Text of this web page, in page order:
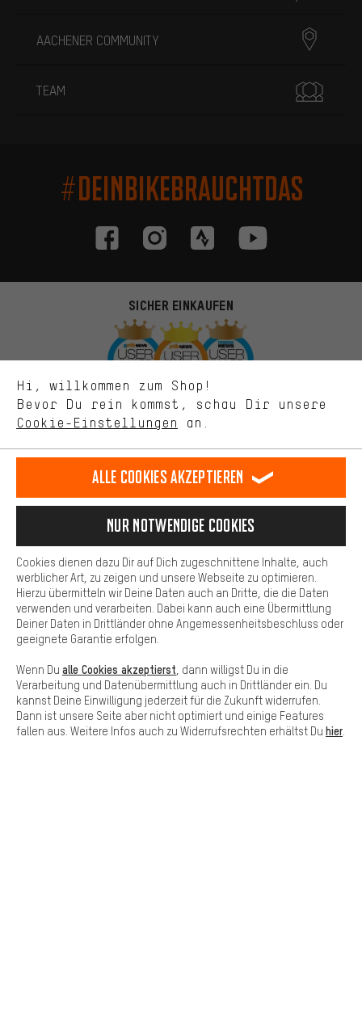
AACHENER COMMUNITY
TEAM
#DEINBIKEBRAUCHTDAS
SICHER EINKAUFEN
SICHER BEZAHLEN
SCHNELL ERHALTEN
Hi, willkommen zum Shop!
Bevor Du rein kommst, schau Dir unsere
Cookie-Einstellungen an.
Passendere Angebote
Angebote von uns. Diese Cookies helfen uns, Deine Interessen
Bessere Leistung
Uns interessiert, was Du in unserem Shop suchst und brauchst.
selbst Einfluss auf die Verbesserung unserer Webseite und
unseres Shop-Angebots.
Dein Shopping-Erlebnis wird komfortabler. Mit Komfort-Cookies
stellen wir Verknüpfungen zu Social Media Plattformen her. So
können wir dir weitere nützliche Inhalte und Informationen zur
Verfügung stellen. Zudem hast du die Möglichkeit zusätzliche
Services zu nutzen, die es dir erleichtern die richtigen Produkte zu
finden. Beispielsweise bieten wir eine Chat-Funktion an, damit
Fragen schnell und unkompliziert beantwortet werden können.
Basis
Basis-Cookies gewährleisten, dass Du unsere Webseite
grundsätzlich nutzen kannst.
Alle Cookies akzeptieren
Nur Notwendige Cookies
Cookies dienen dazu Dir auf Dich zugeschnittene Inhalte, auch
werblicher Art, zu zeigen und unsere Webseite zu optimieren.
Hierzu übermitteln wir Deine Daten auch an Dritte, die die Daten
verwenden und verarbeiten. Dabei kann auch eine Übermittlung
Deiner Daten in Drittländer ohne Angemessenheitsbeschluss oder
geeignete Garantie erfolgen.
Wenn Du alle Cookies akzeptierst , dann willigst Du in die
Verarbeitung und Datenübermittlung auch in Drittländer ein. Du
kannst Deine Einwilligung jederzeit für die Zukunft widerrufen.
Dann ist unsere Seite aber nicht optimiert und einige Features
fallen aus. Weitere Infos auch zu Widerrufsrechten erhältst Du hier